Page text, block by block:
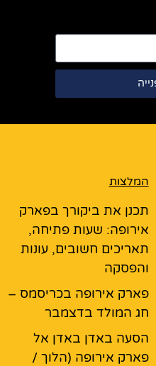
המלצות
תכנן את ביקורך בפארק
אירופה: שעות פתיחה,
תאריכים חשובים, עונות
והפסקה
פארק אירופה בכריסמס –
חג המולד בדצמבר
הסעה באדן באדן אל
פארק אירופה (הלוך /